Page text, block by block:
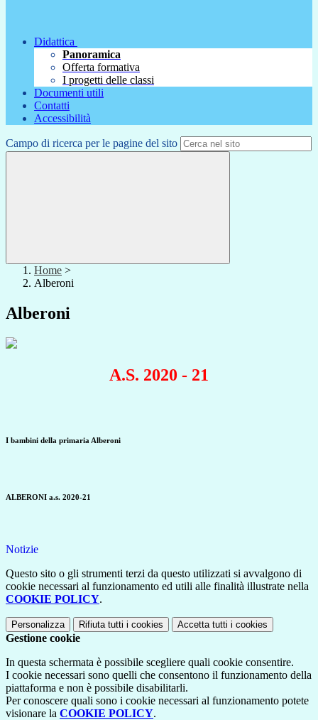
Didattica
Panoramica
Offerta formativa
I progetti delle classi
Documenti utili
Contatti
Accessibilità
Campo di ricerca per le pagine del sito
Home >
Alberoni
Alberoni
A.S. 2020 - 21
I bambini della primaria Alberoni
ALBERONI a.s. 2020-21
Notizie
Questo sito o gli strumenti terzi da questo utilizzati si avvalgono di
cookie necessari al funzionamento ed utili alle finalità illustrate nella
COOKIE POLICY.
Personalizza Rifiuta tutti i cookies Accetta tutti i cookies
Gestione cookie
In questa schermata è possibile scegliere quali cookie consentire.
I cookie necessari sono quelli che consentono il funzionamento della
piattaforma e non è possibile disabilitarli.
Per conoscere quali sono i cookie necessari al funzionamento potete
visionare la COOKIE POLICY.